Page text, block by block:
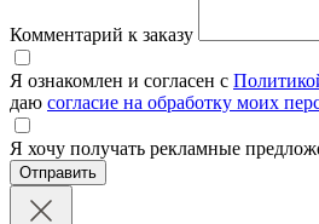
Комментарий к заказу
Я ознакомлен и согласен с
даю согласие на обработку моих
Я хочу получать рекламные
Отправить